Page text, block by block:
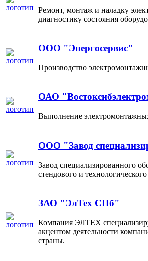
Ремонт, монтаж и наладку
диагностику состояния
ООО "Энергосервис"
Производство
ОАО
Выполнение
ООО "Завод
Завод специализированного
стендового и
ЗАО "ЭлТех СПб"
Компания ЭЛТЕХ
акцентом деятельности
страны.